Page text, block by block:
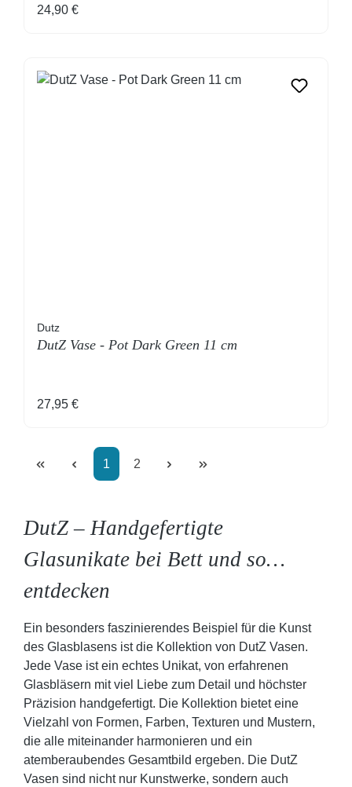
Regulärer Preis:
24,90 €
Dutz
DutZ Vase - Pot Dark Green 11 cm
Regulärer Preis:
27,95 €
Seite
1 Seite
2
DutZ – Handgefertigte
Glasunikate bei Bett und so…
entdecken
Ein besonders faszinierendes Beispiel für die Kunst
des Glasblasens ist die Kollektion von DutZ Vasen.
Jede Vase ist ein echtes Unikat, von erfahrenen
Glasbläsern mit viel Liebe zum Detail und höchster
Präzision handgefertigt. Die Kollektion bietet eine
Vielzahl von Formen, Farben, Texturen und Mustern,
die alle miteinander harmonieren und ein
atemberaubendes Gesamtbild ergeben. Die DutZ
Vasen sind nicht nur Kunstwerke, sondern auch